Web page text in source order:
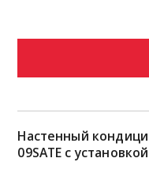
Настенный
09SATE с установкой